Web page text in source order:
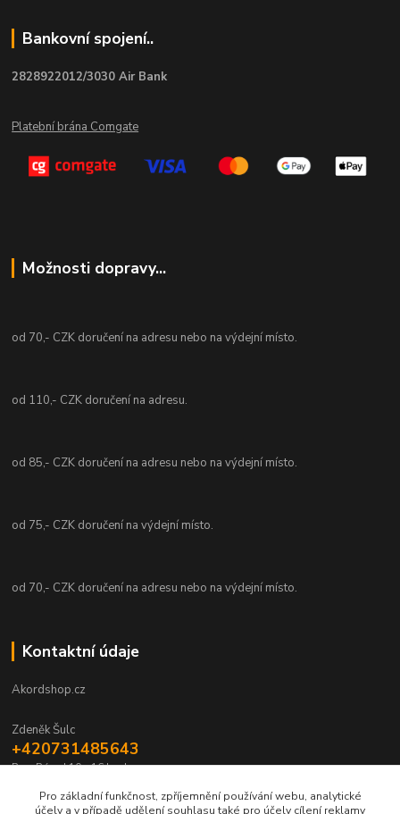
Bankovní spojení..
2828922012/3030 Air Bank
Platební brána Comgate
Možnosti dopravy...
od 70,- CZK doručení na adresu nebo na výdejní místo.
od 110,- CZK doručení na adresu.
od 85,- CZK doručení na adresu nebo na výdejní místo.
od 75,- CZK doručení na výdejní místo.
od 70,- CZK doručení na adresu nebo na výdejní místo.
Kontaktní údaje
Akordshop.cz
Zdeněk Šulc
+420731485643
Po - Pá od 10 - 16 hod.
info@akordshop.cz
Pro základní funkčnost, zpříjemnění používání webu, analytické
účely a v případě udělení souhlasu také pro účely cílení reklamy